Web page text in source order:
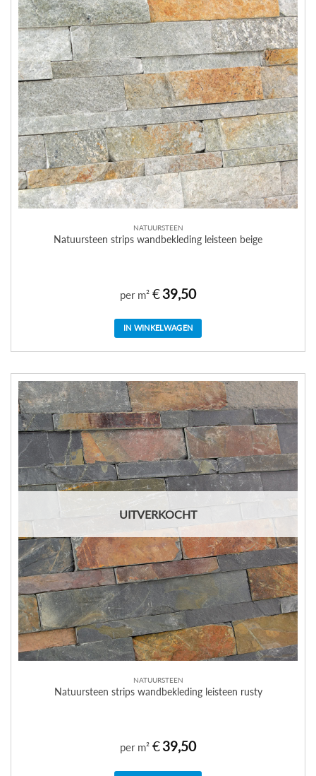
NATUURSTEEN
Natuursteen strips wandbekleding leisteen beige
per m² €39,50
IN WINKELWAGEN
UITVERKOCHT
NATUURSTEEN
Natuursteen strips wandbekleding leisteen rusty
per m² €39,50